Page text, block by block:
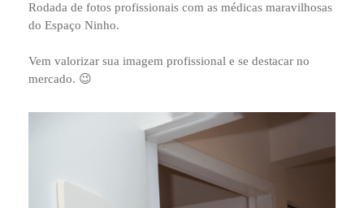
Rodada de fotos profissionais com as médicas maravilhosas
do Espaço Ninho.
Vem valorizar sua imagem profissional e se destacar no
mercado. 😉